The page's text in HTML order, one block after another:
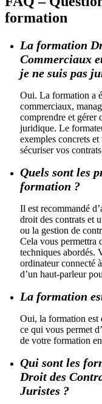
formation
La formation
Commerciaux
je ne suis pas
Oui. La formation a
commerciaux,
comprendre et gérer
juridique. Le
exemples concrets
sécuriser vos
Quels sont les
formation ?
Il est recommandé
droit des contrats et
ou la gestion de
Cela vous permettra
techniques abordés.
ordinateur connecté
d’un haut-parleur
La formation
Oui, la formation est
ce qui vous permet
de votre formation
Qui sont les
Droit des
Juristes ?